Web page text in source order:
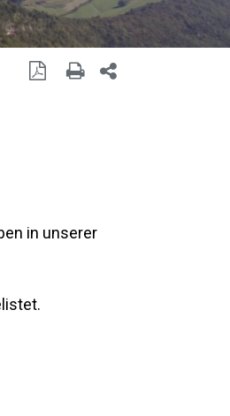
Seite als PDF
Seite drucken
Seite teilen mit
in unserer